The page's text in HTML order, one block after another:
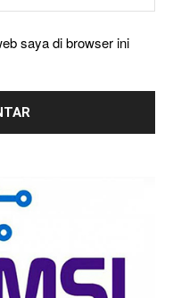
saya di browser ini